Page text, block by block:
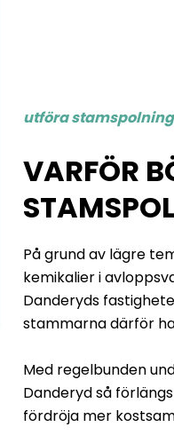
utföra
VARFÖR
På grund av lägre
kemikalier i
Danderyds
stammarna därför
Med regelbunden
Danderyd så
fördröja mer